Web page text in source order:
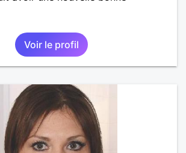
Voir le profil